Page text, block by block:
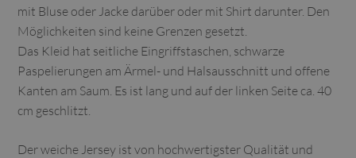
mit Bluse oder Jacke darüber oder mit Shirt darunter. Den
Möglichkeiten sind keine Grenzen gesetzt.
Das Kleid hat seitliche Eingriffstaschen, schwarze
Paspelierungen am Ärmel- und Halsausschnitt und offene
Kanten am Saum. Es ist lang und auf der linken Seite ca. 40
cm geschlitzt.
Der weiche Jersey ist von hochwertigster Qualität und